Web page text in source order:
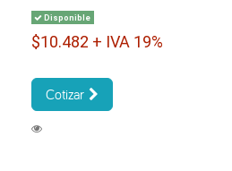
Disponible
$10.482 + IVA 19%
Cotizar